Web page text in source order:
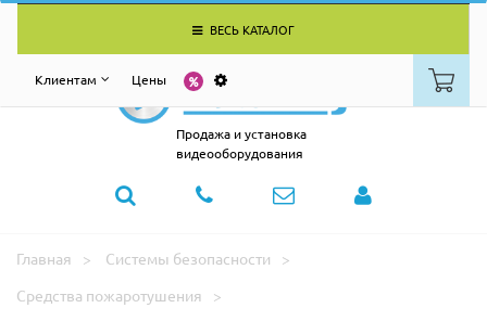
ВЕСЬ КАТАЛОГ
Клиентам Цены
Продажа и установка
видеооборудования
Главная
Системы безопасности
Средства пожаротушения